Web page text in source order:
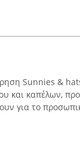
Sunnies &
και καπέλων,
για το